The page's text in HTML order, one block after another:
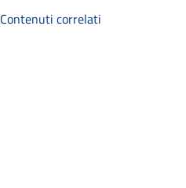
Contenuti correlati